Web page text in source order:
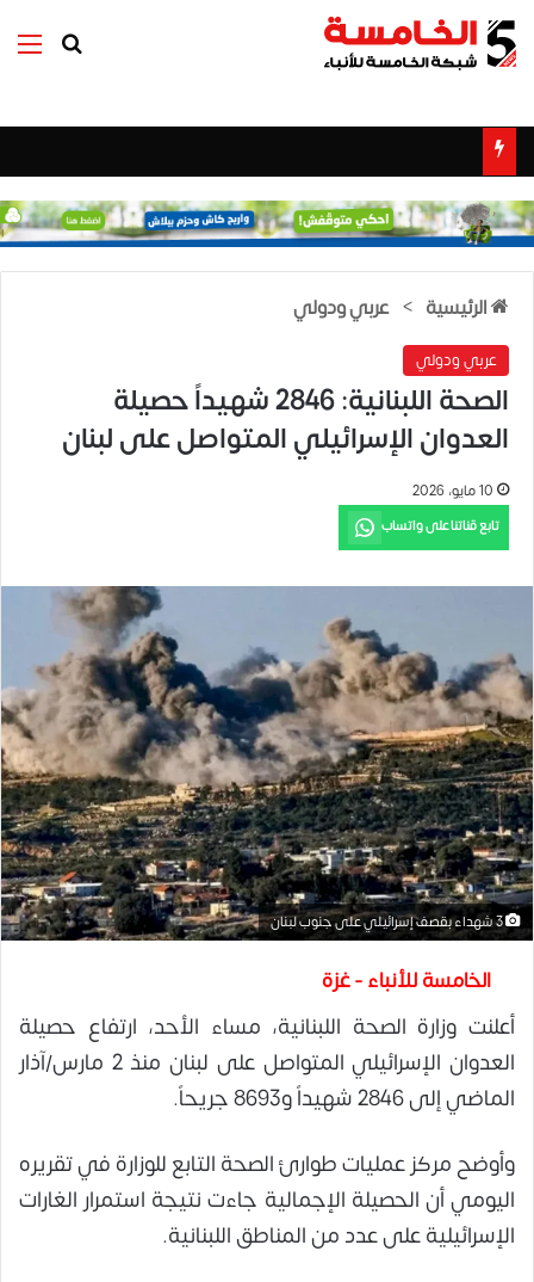
بحث عن
الرئيسية > عربي ودولي
عربي ودولي
الصحة اللبنانية: 2846 شهيداً حصيلة
العدوان الإسرائيلي المتواصل على لبنان
10 مايو، 2026
تابع قناتنا على واتساب
3 شهداء بقصف إسرائيلي على جنوب لبنان
الخامسة للأنباء - غزة
أعلنت وزارة الصحة اللبنانية، مساء الأحد، ارتفاع حصيلة
العدوان الإسرائيلي المتواصل على لبنان منذ 2 مارس/آذار
الماضي إلى 2846 شهيداً و8693 جريحاً.
وأوضح مركز عمليات طوارئ الصحة التابع للوزارة في تقريره
اليومي أن الحصيلة الإجمالية جاءت نتيجة استمرار الغارات
الإسرائيلية على عدد من المناطق اللبنانية.